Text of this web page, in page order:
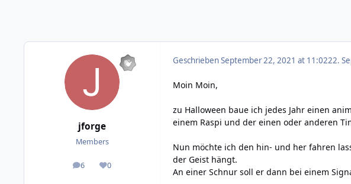
jforge
Members
6
posts 0
Reputation
GeschriebenSeptember 22, 2021 at 11:0222.
Moin Moin,
zu Halloween baue ich jedes Jahr einen
einem Raspi und der einen oder anderen
Nun möchte ich den hin- und her fahren
der Geist hängt.
An einer Schnur soll er dann bei einem